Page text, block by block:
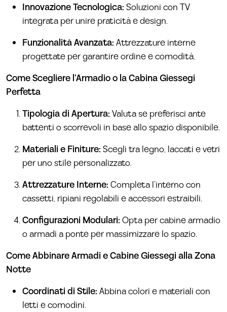
Innovazione Tecnologica: Soluzioni con TV
integrata per unire praticità e design.
Funzionalità Avanzata: Attrezzature interne
progettate per garantire ordine e comodità.
Come Scegliere l’Armadio o la Cabina Giessegi
Perfetta
Tipologia di Apertura: Valuta se preferisci ante
battenti o scorrevoli in base allo spazio disponibile.
Materiali e Finiture: Scegli tra legno, laccati e vetri
per uno stile personalizzato.
Attrezzature Interne: Completa l’interno con
cassetti, ripiani regolabili e accessori estraibili.
Configurazioni Modulari: Opta per cabine armadio
o armadi a ponte per massimizzare lo spazio.
Come Abbinare Armadi e Cabine Giessegi alla Zona
Notte
Coordinati di Stile: Abbina colori e materiali con
letti e comodini.